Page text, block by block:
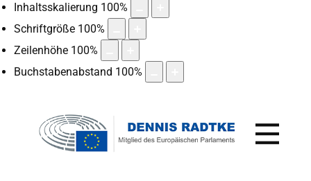
Inhaltsskalierung 100%
Schriftgröße 100%
Zeilenhöhe 100%
Buchstabenabstand 100%